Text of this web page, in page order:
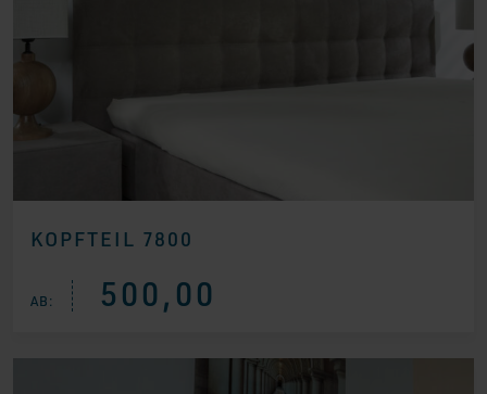
KOPFTEIL 7800
AB: 500,00